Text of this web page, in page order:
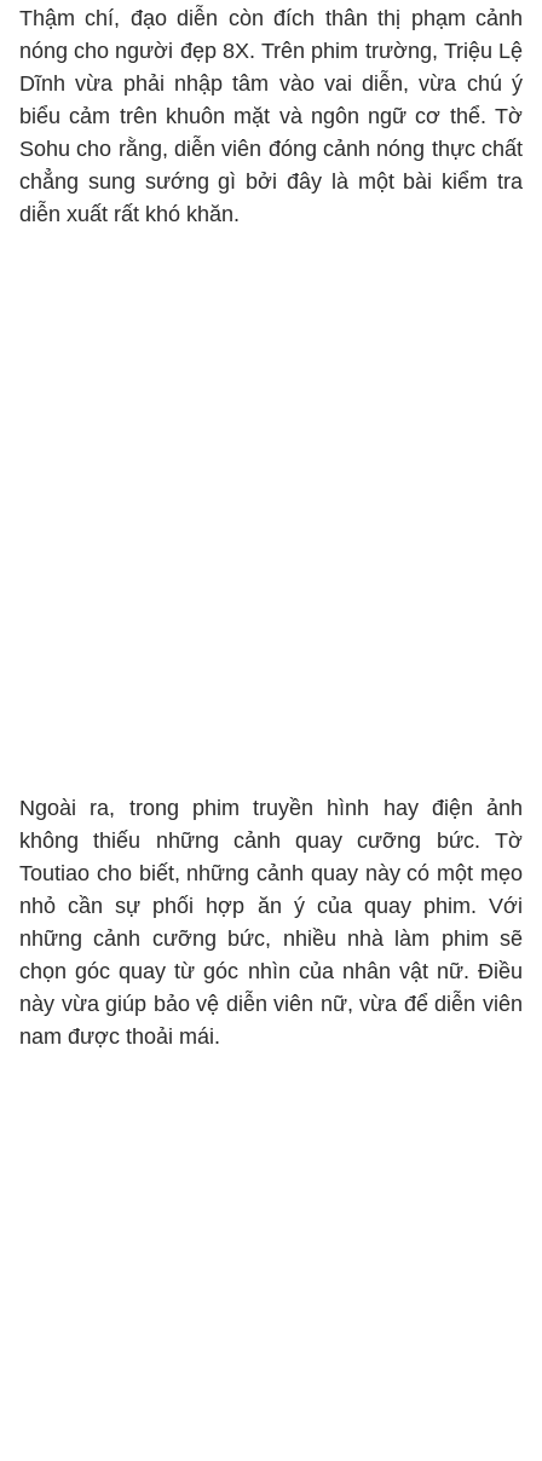
Thậm chí, đạo diễn còn đích thân thị phạm cảnh
nóng cho người đẹp 8X. Trên phim trường, Triệu Lệ
Dĩnh vừa phải nhập tâm vào vai diễn, vừa chú ý
biểu cảm trên khuôn mặt và ngôn ngữ cơ thể. Tờ
Sohu cho rằng, diễn viên đóng cảnh nóng thực chất
chẳng sung sướng gì bởi đây là một bài kiểm tra
diễn xuất rất khó khăn.
Ngoài ra, trong phim truyền hình hay điện ảnh
không thiếu những cảnh quay cưỡng bức. Tờ
Toutiao cho biết, những cảnh quay này có một mẹo
nhỏ cần sự phối hợp ăn ý của quay phim. Với
những cảnh cưỡng bức, nhiều nhà làm phim sẽ
chọn góc quay từ góc nhìn của nhân vật nữ. Điều
này vừa giúp bảo vệ diễn viên nữ, vừa để diễn viên
nam được thoải mái.